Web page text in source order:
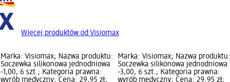
Więcej produktów od Visiomax
Marka: Visiomax; Nazwa produktu:
Soczewka silikonowa jednodniowa
-1,00, 6 szt.; Kategoria prawna:
wyrób medyczny; Cena: 29,95 zł;
Marka: Visiomax; Nazwa produktu:
Soczewka silikonowa jednodniowa
-3,00, 6 szt.; Kategoria prawna:
wyrób medyczny; Cena: 29,95 zł;